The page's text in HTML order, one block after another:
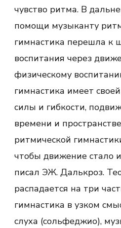
чувство ритма. В
помощи музыканту
гимнастика перешла к
воспитания через
физическому
гимнастика имеет
силы и гибкости,
времени и
ритмической
чтобы движение стало
писал ЭЖ. Далькроз.
распадается на три
гимнастика в узком
слуха (сольфеджио),